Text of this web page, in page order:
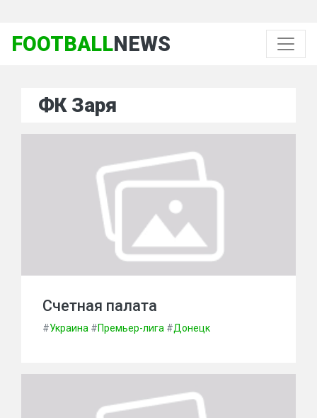
FOOTBALLNEWS
ФК Заря
Счетная палата
#Украина #Премьер-лига #Донецк